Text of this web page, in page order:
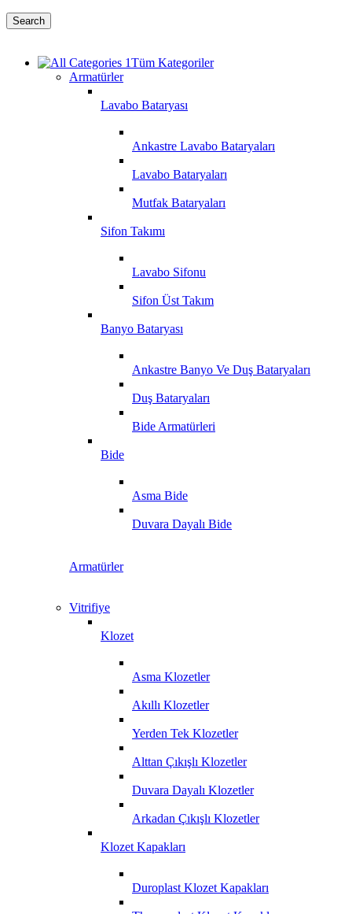
Search
Tüm Kategoriler
Armatürler
Lavabo Bataryası
Ankastre Lavabo Bataryaları
Lavabo Bataryaları
Mutfak Bataryaları
Sifon Takımı
Lavabo Sifonu
Sifon Üst Takım
Banyo Bataryası
Ankastre Banyo Ve Duş Bataryaları
Duş Bataryaları
Bide Armatürleri
Bide
Asma Bide
Duvara Dayalı Bide
Armatürler
Vitrifiye
Klozet
Asma Klozetler
Akıllı Klozetler
Yerden Tek Klozetler
Alttan Çıkışlı Klozetler
Duvara Dayalı Klozetler
Arkadan Çıkışlı Klozetler
Klozet Kapakları
Duroplast Klozet Kapakları